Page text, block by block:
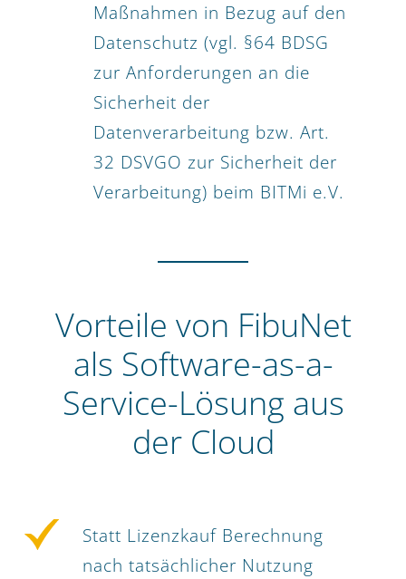
Maßnahmen in Bezug auf den
Datenschutz (vgl. §64 BDSG
zur Anforderungen an die
Sicherheit der
Datenverarbeitung bzw. Art.
32 DSVGO zur Sicherheit der
Verarbeitung) beim BITMi e.V.
Vorteile von FibuNet
als Software-as-a-
Service-Lösung aus
der Cloud
Statt Lizenzkauf Berechnung
nach tatsächlicher Nutzung